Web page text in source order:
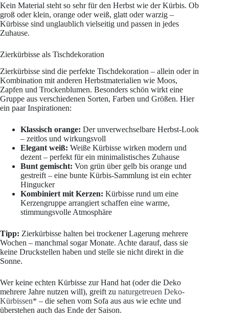
Kein Material steht so sehr für den Herbst wie der Kürbis. Ob
groß oder klein, orange oder weiß, glatt oder warzig –
Kürbisse sind unglaublich vielseitig und passen in jedes
Zuhause.
Zierkürbisse als Tischdekoration
Zierkürbisse sind die perfekte Tischdekoration – allein oder in
Kombination mit anderen Herbstmaterialien wie Moos,
Zapfen und Trockenblumen. Besonders schön wirkt eine
Gruppe aus verschiedenen Sorten, Farben und Größen. Hier
ein paar Inspirationen:
Klassisch orange: Der unverwechselbare Herbst-Look
– zeitlos und wirkungsvoll
Elegant weiß: Weiße Kürbisse wirken modern und
dezent – perfekt für ein minimalistisches Zuhause
Bunt gemischt: Von grün über gelb bis orange und
gestreift – eine bunte Kürbis-Sammlung ist ein echter
Hingucker
Kombiniert mit Kerzen: Kürbisse rund um eine
Kerzengruppe arrangiert schaffen eine warme,
stimmungsvolle Atmosphäre
Tipp: Zierkürbisse halten bei trockener Lagerung mehrere
Wochen – manchmal sogar Monate. Achte darauf, dass sie
keine Druckstellen haben und stelle sie nicht direkt in die
Sonne.
Wer keine echten Kürbisse zur Hand hat (oder die Deko
mehrere Jahre nutzen will), greift zu naturgetreuen Deko-
Kürbissen* – die sehen vom Sofa aus aus wie echte und
überstehen auch das Ende der Saison.